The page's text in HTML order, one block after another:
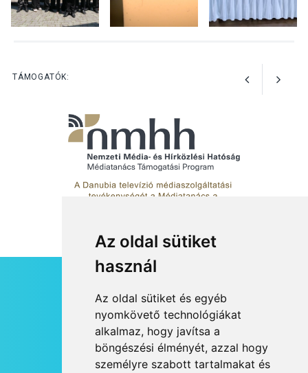
Az oldal sütiket
használ
Az oldal sütiket és egyéb
nyomkövető technológiákat
alkalmaz, hogy javítsa a
böngészési élményét, azzal hogy
személyre szabott tartalmakat és
KULTÚRA 2026 AUG 06
KULTÚRA
Színek, közösség és
hagyomány – kiállítás
nyitotta meg az idei Irány
KULTÚRA
Mordái folk-rock koncert
parton
KULTÚRA 2026 AUG 05
TÁMOGATÓK:
HÍRLEVÉL
RSS
JOGI NYILATKOZAT
KAPCSOLAT